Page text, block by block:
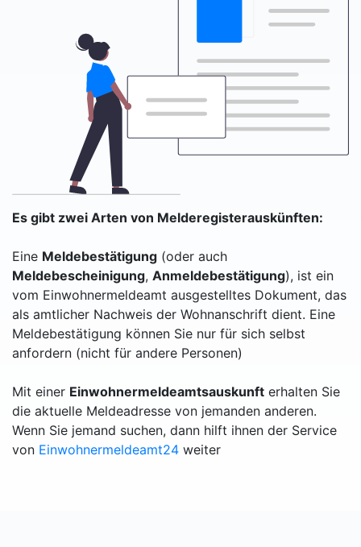
Es gibt zwei Arten von Melderegisterauskünften:
Eine Meldebestätigung (oder auch
Meldebescheinigung, Anmeldebestätigung), ist ein
vom Einwohnermeldeamt ausgestelltes Dokument, das
als amtlicher Nachweis der Wohnanschrift dient. Eine
Meldebestätigung können Sie nur für sich selbst
anfordern (nicht für andere Personen)
Mit einer Einwohnermeldeamtsauskunft erhalten Sie
die aktuelle Meldeadresse von jemanden anderen.
Wenn Sie jemand suchen, dann hilft ihnen der Service
von Einwohnermeldeamt24 weiter